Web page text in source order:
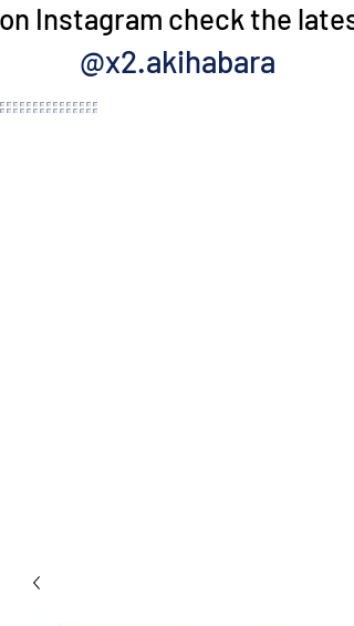
Instagram check the
@x2.akihabara